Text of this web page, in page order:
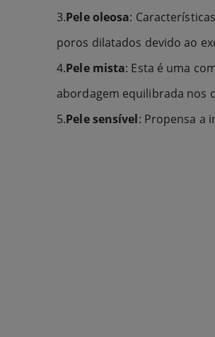
3.Pele oleosa:
poros dilatados devido ao
4.Pele mista: Esta é uma
abordagem equilibrada nos
5.Pele sensível: Propensa a